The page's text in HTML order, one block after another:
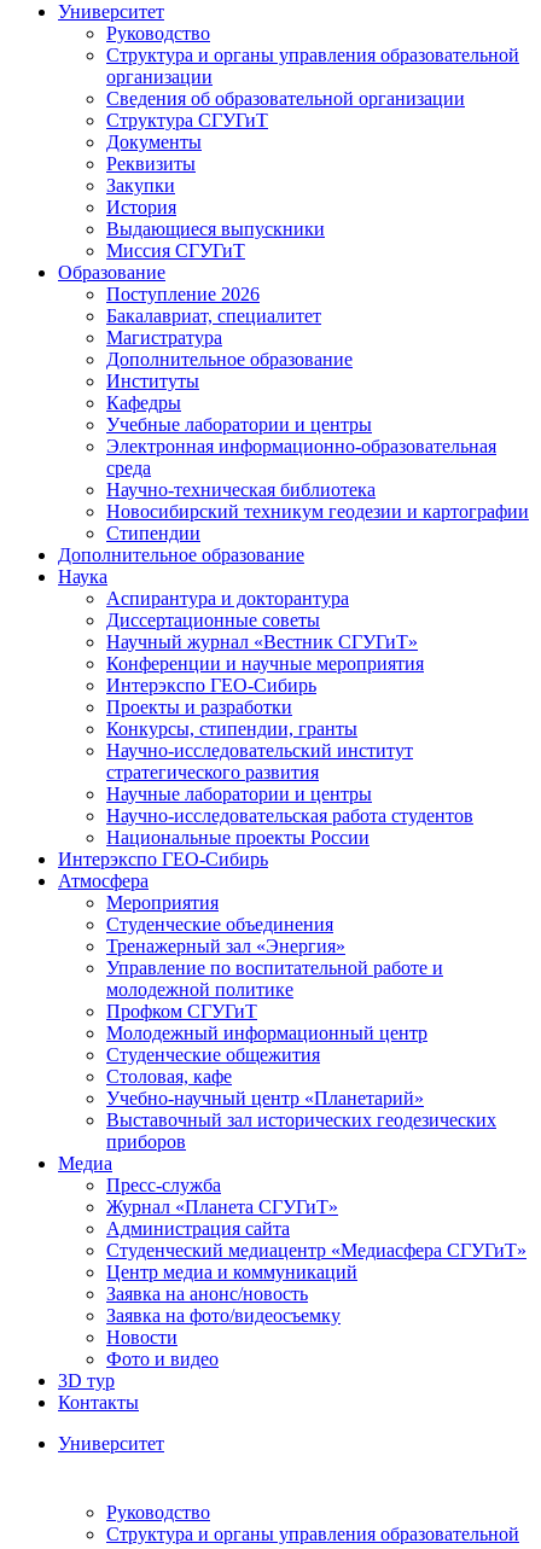
Университет
Руководство
Структура и органы управления образовательной
организации
Сведения об образовательной организации
Структура СГУГиТ
Документы
Реквизиты
Закупки
История
Выдающиеся выпускники
Миссия СГУГиТ
Образование
Поступление 2026
Бакалавриат, специалитет
Магистратура
Дополнительное образование
Институты
Кафедры
Учебные лаборатории и центры
Электронная информационно-образовательная
среда
Научно-техническая библиотека
Новосибирский техникум геодезии и картографии
Стипендии
Дополнительное образование
Наука
Аспирантура и докторантура
Диссертационные советы
Научный журнал «Вестник СГУГиТ»
Конференции и научные мероприятия
Интерэкспо ГЕО-Сибирь
Проекты и разработки
Конкурсы, стипендии, гранты
Научно-исследовательский институт
стратегического развития
Научные лаборатории и центры
Научно-исследовательская работа студентов
Национальные проекты России
Интерэкспо ГЕО-Сибирь
Атмосфера
Мероприятия
Студенческие объединения
Тренажерный зал «Энергия»
Управление по воспитательной работе и
молодежной политике
Профком СГУГиТ
Молодежный информационный центр
Студенческие общежития
Столовая, кафе
Учебно-научный центр «Планетарий»
Выставочный зал исторических геодезических
приборов
Медиа
Пресс-служба
Журнал «Планета СГУГиТ»
Администрация сайта
Студенческий медиацентр «Медиасфера СГУГиТ»
Центр медиа и коммуникаций
Заявка на анонс/новость
Заявка на фото/видеосъемку
Новости
Фото и видео
3D тур
Контакты
Университет
Руководство
Структура и органы управления образовательной